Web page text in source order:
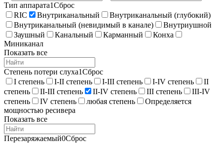
Тип аппарата1Сброс
RIC
Внутриканальный
Внутриканальный (глубокий)
Внутриканальный (невидимый в канале)
Внутриушной
Заушный
Канальный Карманный
Конха
Миниканал
Показать все
Степень потери слуха1Сброс
I степень
I-II степень I-III степень I-IV степень
II
степень
II-III степень II-IV степень III степень
III-IV
степень
IV степень любая степень
Определяется
мощностью ресивера
Показать все
Перезаряжаемый0Сброс